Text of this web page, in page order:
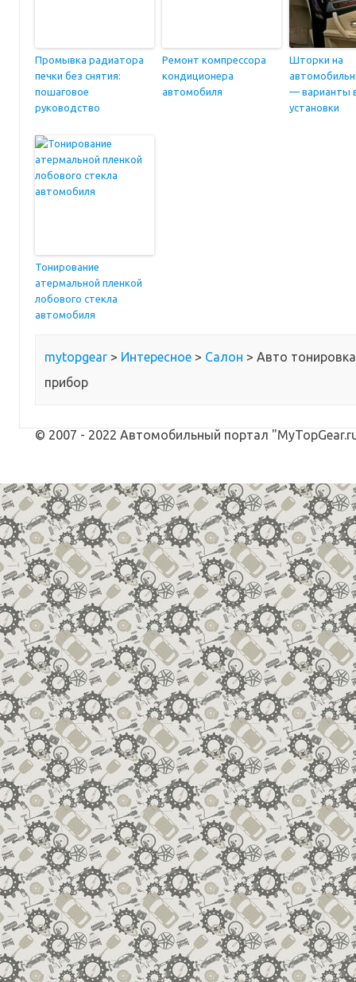
Промывка радиатора
печки без снятия:
пошаговое
руководство
Ремонт компрессора
кондиционера
автомобиля
Шторки на
— варианты
установки
Тонирование
атермальной пленкой
лобового стекла
автомобиля
mytopgear > Интересное > Салон >Авто
прибор
© 2007 - 2022 Автомобильный портал